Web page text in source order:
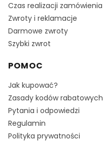
Czas realizacji zamówienia
Zwroty i reklamacje
Darmowe zwroty
Szybki zwrot
POMOC
Jak kupować?
Zasady kodów rabatowych
Pytania i odpowiedzi
Regulamin
Polityka prywatności